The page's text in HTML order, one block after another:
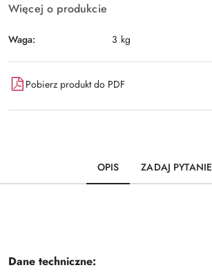
Więcej o produkcie
Waga: 3 kg
Pobierz produkt do PDF
OPIS ZADAJ PYTANIE
Dane techniczne: